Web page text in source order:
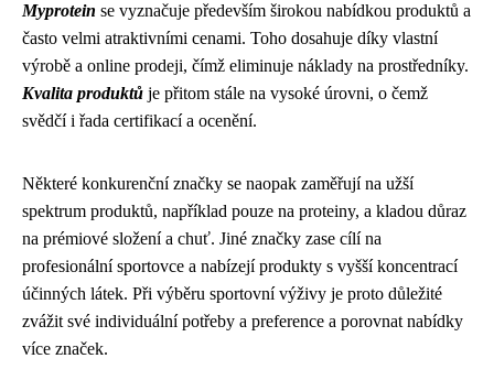
Myprotein se vyznačuje především širokou nabídkou produktů a
často velmi atraktivními cenami. Toho dosahuje díky vlastní
výrobě a online prodeji, čímž eliminuje náklady na prostředníky.
Kvalita produktů je přitom stále na vysoké úrovni, o čemž
svědčí i řada certifikací a ocenění.
Některé konkurenční značky se naopak zaměřují na užší
spektrum produktů, například pouze na proteiny, a kladou důraz
na prémiové složení a chuť. Jiné značky zase cílí na
profesionální sportovce a nabízejí produkty s vyšší koncentrací
účinných látek. Při výběru sportovní výživy je proto důležité
zvážit své individuální potřeby a preference a porovnat nabídky
více značek.